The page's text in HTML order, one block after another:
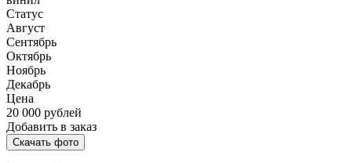
Статус
Август
Сентябрь
Октябрь
Ноябрь
Декабрь
Цена
20 000 рублей
Добавить в заказ
Скачать фото